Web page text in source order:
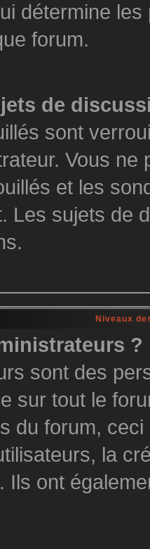
détermine
forum.
de
sont
Vous
et les
Les sujets de
Niveaux
?
sont des
sur tout le
du forum,
la
Ils ont